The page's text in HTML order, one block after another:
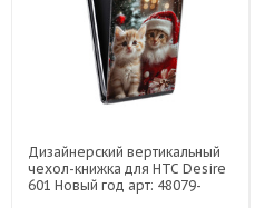
Дизайнерский вертикальный
чехол-книжка для HTC Desire
601 Новый год арт: 48079-